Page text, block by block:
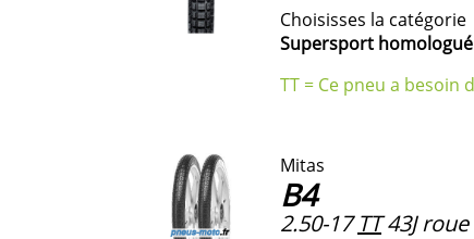
Choisisses la catégorie
Supersport homologué
TT = Ce pneu a besoin
Mitas
B4
2.50-17 TT43J